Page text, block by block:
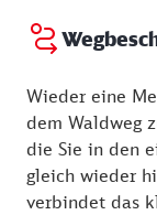
Wieder eine
dem Waldweg
die Sie in den
gleich wieder
verbindet das